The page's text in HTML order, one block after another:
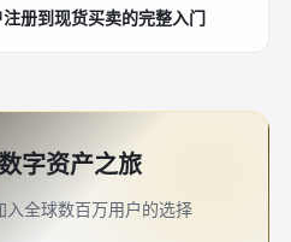
册到现货买卖的完整入门
字资产之旅
入全球数百万用户的选择